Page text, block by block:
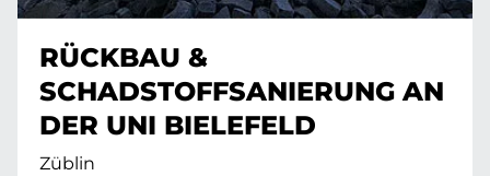
RÜCKBAU &
SCHADSTOFFSANIERUNG AN
DER UNI BIELEFELD
Züblin